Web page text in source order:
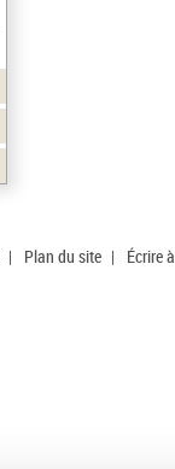
| Plan du site | Écrire